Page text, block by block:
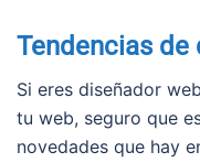
Tendencias de
Si eres diseñador
tu web, seguro que
novedades que hay